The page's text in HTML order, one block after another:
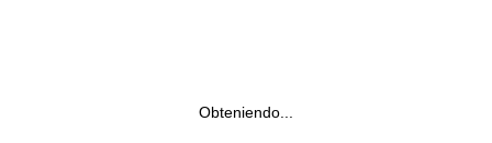
Obteniendo...